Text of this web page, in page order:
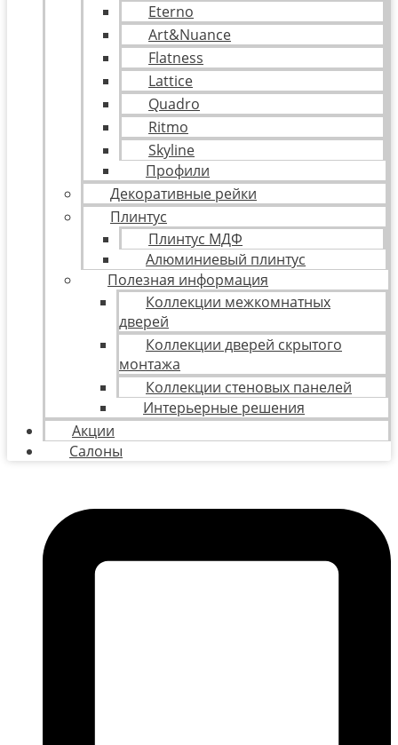
Eterno
Art&Nuance
Flatness
Lattice
Quadro
Ritmo
Skyline
Профили
Декоративные рейки
Плинтус
Плинтус МДФ
Алюминиевый плинтус
Полезная информация
Коллекции межкомнатных
дверей
Коллекции дверей скрытого
монтажа
Коллекции стеновых панелей
Интерьерные решения
Акции
Салоны